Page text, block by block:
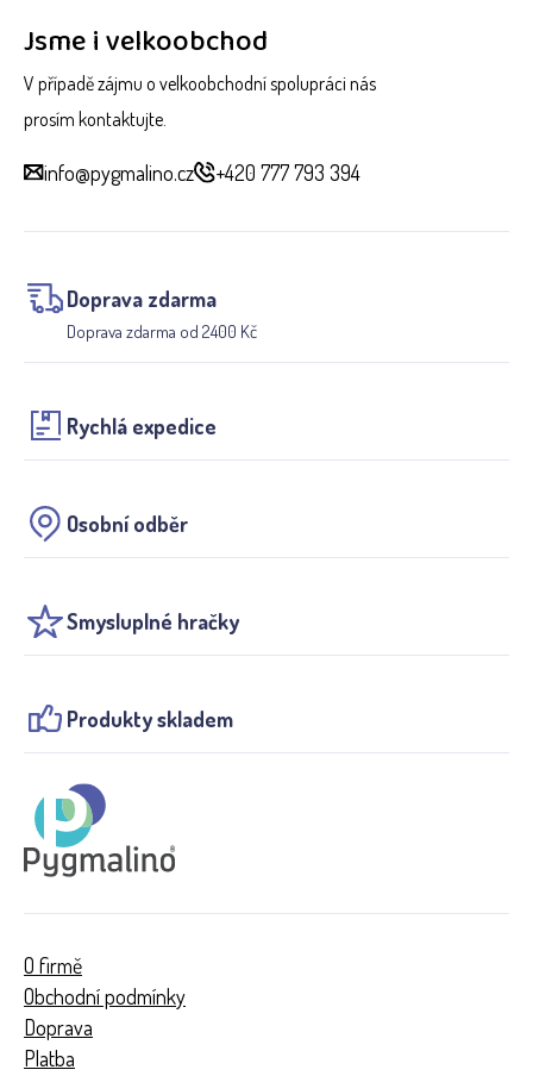
Jsme i velkoobchod
V případě zájmu o velkoobchodní spolupráci nás
prosím kontaktujte.
info@pygmalino.cz +420 777 793 394
Doprava zdarma
Doprava zdarma od 2400 Kč
Rychlá expedice
Osobní odběr
Smysluplné hračky
Produkty skladem
O firmě
Obchodní podmínky
Doprava
Platba